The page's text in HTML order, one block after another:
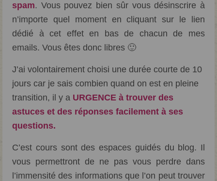
spam. Vous pouvez bien sûr vous désinscrire à
n’importe quel moment en cliquant sur le lien
dédié à cet effet en bas de chacun de mes
emails. Vous êtes donc libres 🙂
J’ai volontairement choisi une durée courte de 10
jours car je sais combien quand on est en pleine
transition, il y a URGENCE à trouver des
astuces et des réponses facilement à ses
questions.
C’est cours sont des espaces guidés du blog. Il
vous permettront de ne pas vous perdre dans
l’immensité des informations que l’on peut trouver